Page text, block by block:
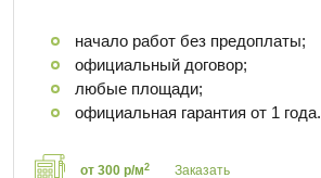
начало работ без предоплаты;
официальный договор;
любые площади;
официальная гарантия от 1 года.
от 300 р/м2 Заказать